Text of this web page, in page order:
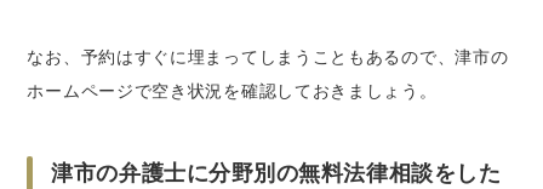
なお、予約はすぐに埋まってしまうこともあるので、津市の
ホームページで空き状況を確認しておきましょう。
津市の弁護士に分野別の無料法律相談をした